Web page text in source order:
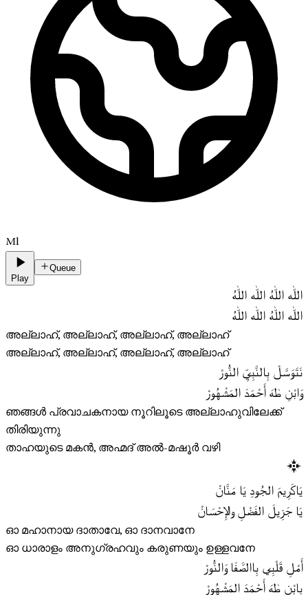
Ml
Play
Queue
اللّٰه اللّٰهُ اللّٰه اللّٰهُ
اللّٰه اللّٰهُ اللّٰه اللّٰهُ
അല്ലാഹ്, അല്ലാഹ്, അല്ലാഹ്, അല്ലാഹ്
അല്ലാഹ്, അല്ലാഹ്, അല്ലാഹ്, അല്ലാഹ്
نَتَوَسَّلْ بِالنَّبِيِّ النُّورْ
وَابْنِ طٰهَ أَحْمَدَ المَشْهُورْ
ഞങ്ങൾ പ്രവാചകനായ നൂറിലൂടെ അല്ലാഹുവിലേക്ക്
തിരിയുന്നു
താഹയുടെ മകൻ, അഹ്മദ് അൽ-മഷൂർ വഴി
يَاكَرِيمَ الجُودِ يَا مَنَّانْ
يَا جَزِيلَ الفَضْلِ والإِحْسَانْ
ഓ മഹാനായ ദാതാവേ, ഓ ദാനവാനേ
ഓ ധാരാളം അനുഗ്രഹവും കരുണയും ഉള്ളവനേ
أَمْلِ قَلْبِي بِاالصَّفَا وَالنُّورْ
بِابْنِ طٰهَ أَحْمَدَ المَشْهُورْ